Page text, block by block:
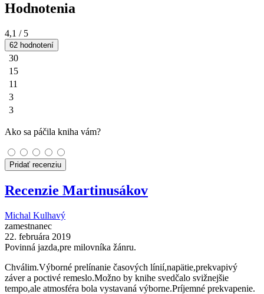
Hodnotenia
4,1 / 5
62 hodnotení
30
15
11
3
3
Ako sa páčila kniha vám?
Pridať recenziu
Recenzie Martinusákov
Michal Kulhavý
zamestnanec
22. februára 2019
Povinná jazda,pre milovníka žánru.
Chválim.Výborné prelínanie časových línií,napätie,prekvapivý
záver a poctivé remeslo.Možno by knihe svedčalo svižnejšie
tempo,ale atmosféra bola vystavaná výborne.Príjemné prekvapenie.